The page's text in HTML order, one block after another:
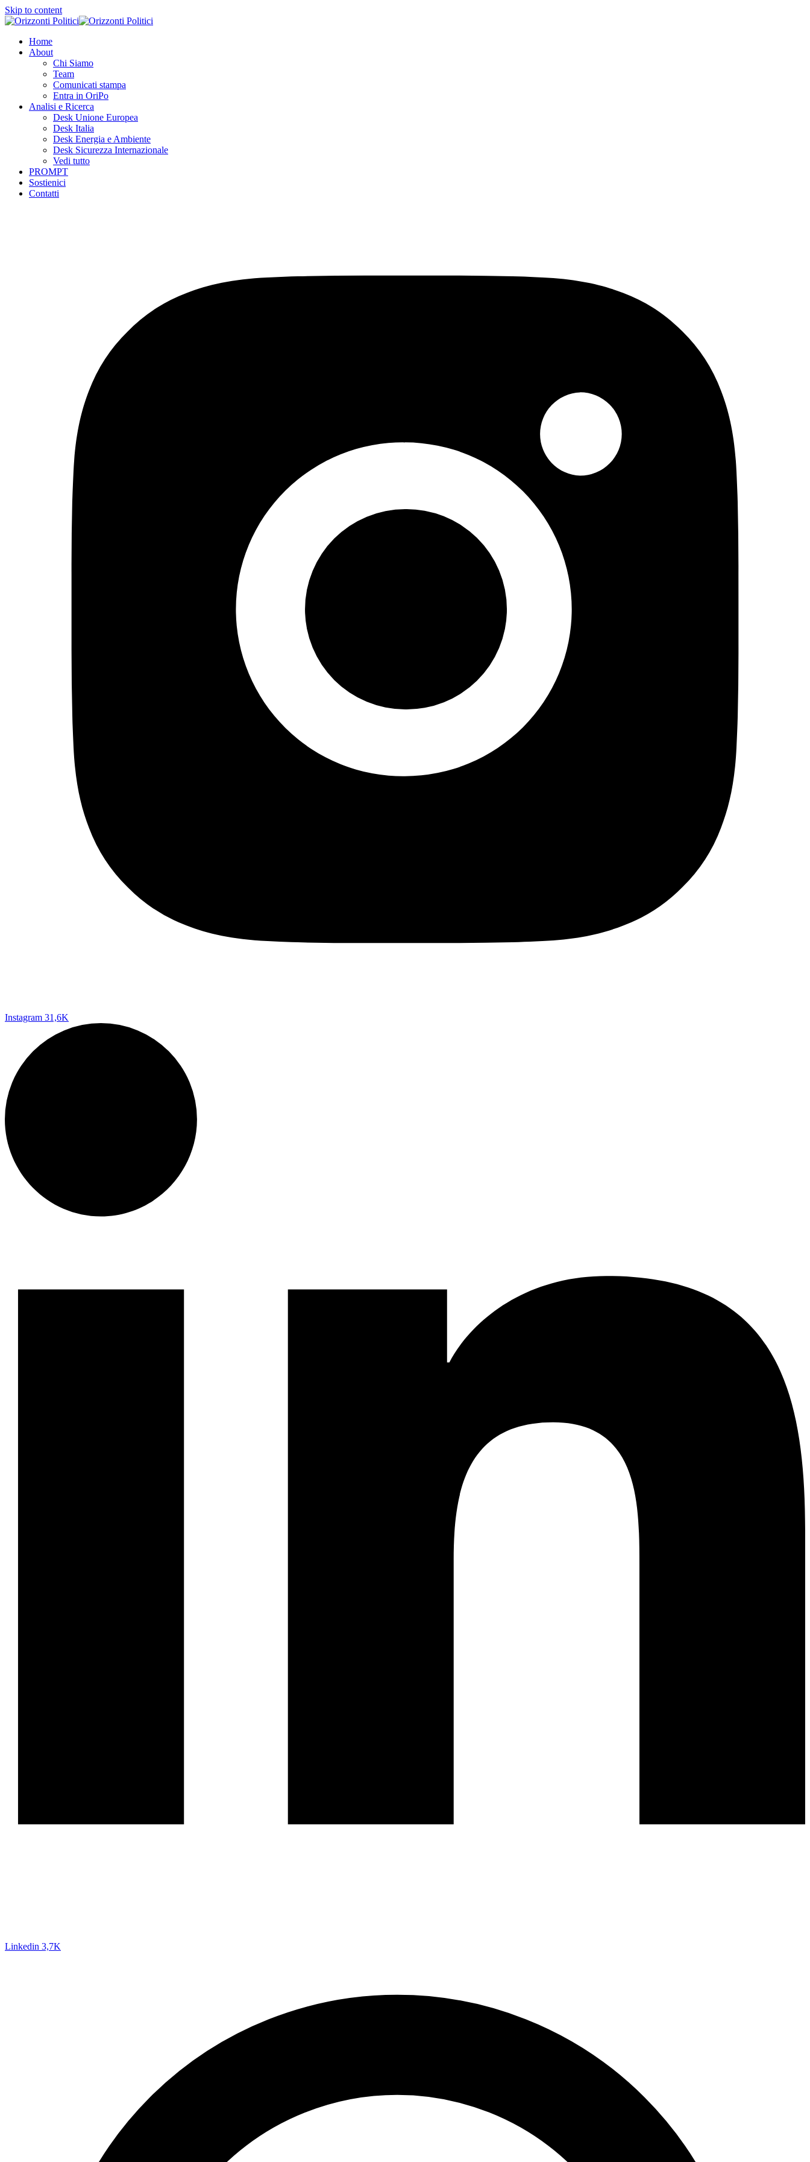
Skip to content
Home
About
Chi Siamo
Team
Comunicati stampa
Entra in OriPo
Analisi e Ricerca
Desk Unione Europea
Desk Italia
Desk Energia e Ambiente
Desk Sicurezza Internazionale
Vedi tutto
PROMPT
Sostienici
Contatti
Instagram 31,6K
Linkedin 3,7K